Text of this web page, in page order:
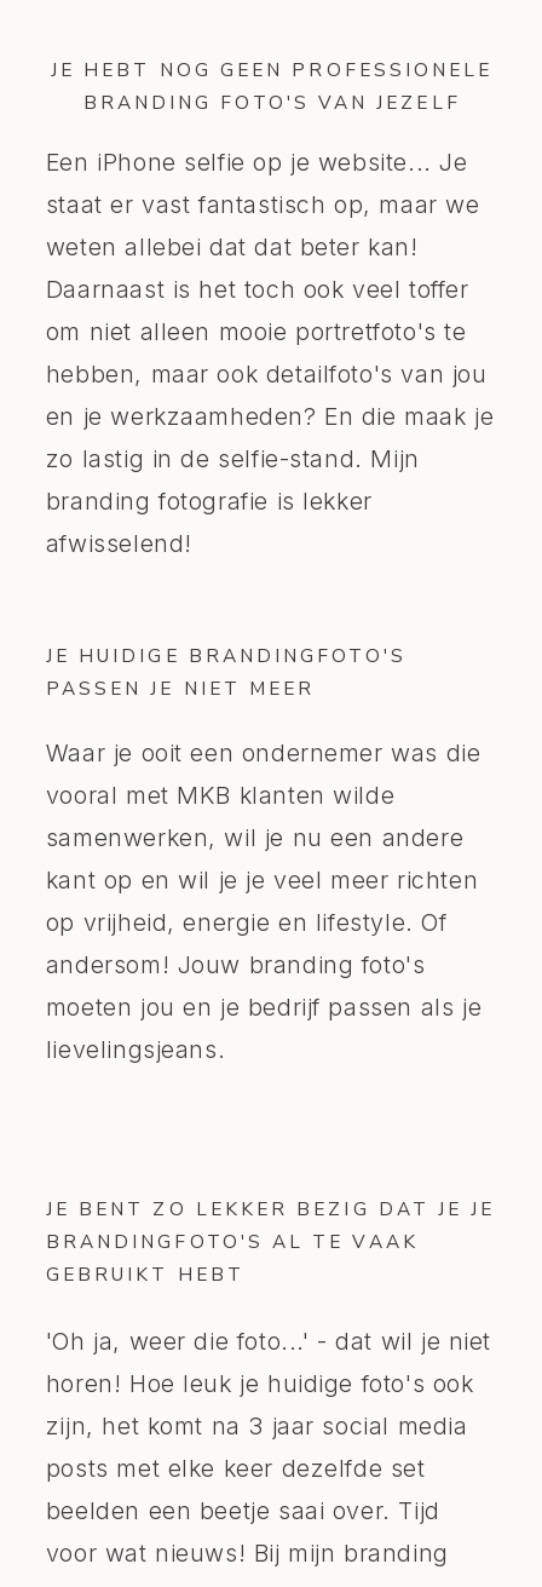
'Oh ja, weer die foto...' - dat wil je niet
horen! Hoe leuk je huidige foto's ook
zijn, het komt na 3 jaar social media
posts met elke keer dezelfde set
beelden een beetje saai over. Tijd
voor wat nieuws! Bij mijn branding
JE BENT ZO LEKKER BEZIG DAT JE JE
BRANDINGFOTO'S AL TE VAAK
GEBRUIKT HEBT
Waar je ooit een ondernemer was die
vooral met MKB klanten wilde
samenwerken, wil je nu een andere
kant op en wil je je veel meer richten
op vrijheid, energie en lifestyle. Of
andersom! Jouw branding foto's
moeten jou en je bedrijf passen als je
lievelingsjeans.
JE HUIDIGE BRANDINGFOTO'S
PASSEN JE NIET MEER
Een iPhone selfie op je website... Je
staat er vast fantastisch op, maar we
weten allebei dat dat beter kan!
Daarnaast is het toch ook veel toffer
om niet alleen mooie portretfoto's te
hebben, maar ook detailfoto's van jou
en je werkzaamheden? En die maak je
zo lastig in de selfie-stand. Mijn
branding fotografie is lekker
afwisselend!
JE HEBT NOG GEEN PROFESSIONELE
BRANDING FOTO'S VAN JEZELF